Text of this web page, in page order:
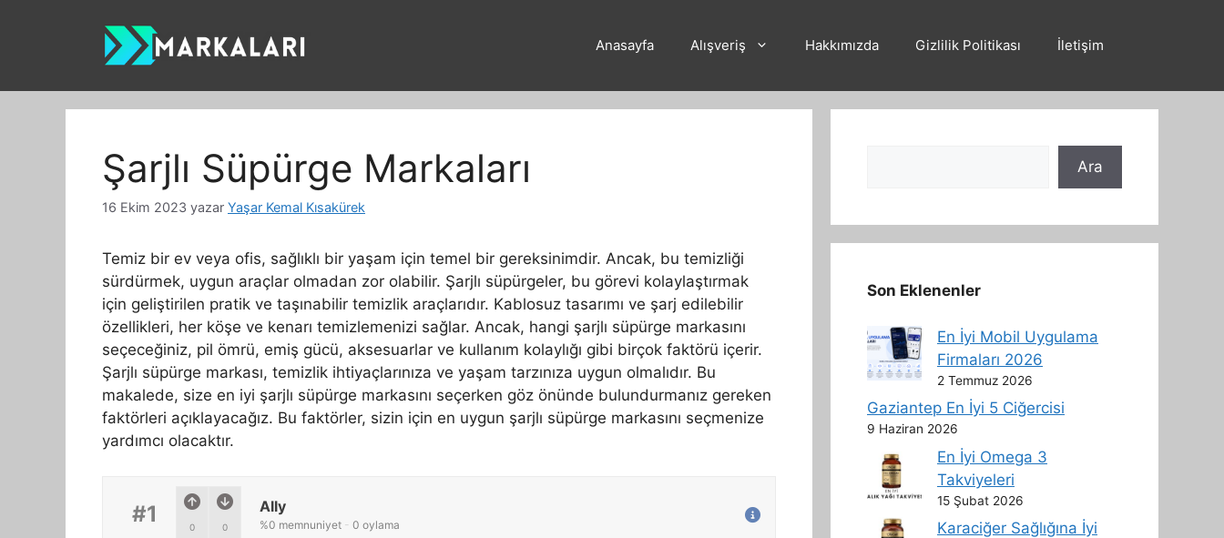
Anasayfa Alışveriş Hakkımızda Gizlilik Politikası İletişim
Şarjlı Süpürge Markaları
16 Ekim 2023 yazar Yaşar Kemal Kısakürek
Temiz bir ev veya ofis, sağlıklı bir yaşam için temel bir gereksinimdir. Ancak, bu temizliği
sürdürmek, uygun araçlar olmadan zor olabilir. Şarjlı süpürgeler, bu görevi kolaylaştırmak
için geliştirilen pratik ve taşınabilir temizlik araçlarıdır. Kablosuz tasarımı ve şarj edilebilir
özellikleri, her köşe ve kenarı temizlemenizi sağlar. Ancak, hangi şarjlı süpürge markasını
seçeceğiniz, pil ömrü, emiş gücü, aksesuarlar ve kullanım kolaylığı gibi birçok faktörü içerir.
Şarjlı süpürge markası, temizlik ihtiyaçlarınıza ve yaşam tarzınıza uygun olmalıdır. Bu
makalede, size en iyi şarjlı süpürge markasını seçerken göz önünde bulundurmanız gereken
faktörleri açıklayacağız. Bu faktörler, sizin için en uygun şarjlı süpürge markasını seçmenize
yardımcı olacaktır.
#1 0 0
Ally
%0 memnuniyet - 0 oylama
Ara
Son Eklenenler
En İyi Mobil Uygulama
Firmaları 2026
2 Temmuz 2026
Gaziantep En İyi 5 Ciğercisi
9 Haziran 2026
En İyi Omega 3
Takviyeleri
15 Şubat 2026
Karaciğer Sağlığına İyi